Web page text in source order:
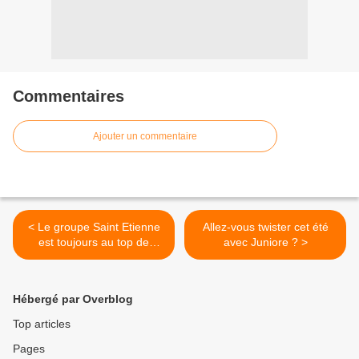
Commentaires
Ajouter un commentaire
< Le groupe Saint Etienne
est toujours au top de
l’Indie Pop Made In England
Allez-vous twister cet été
avec Juniore ? >
Hébergé par Overblog
Top articles
Pages